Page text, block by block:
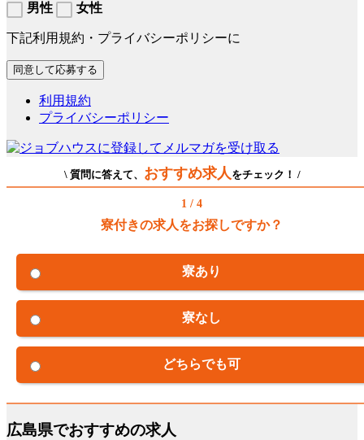
男性
女性
下記利用規約・プライバシーポリシーに
利用規約
プライバシーポリシー
\ 質問に答えて、 おすすめ求人をチェック！ /
1 / 4
寮付きの求人をお探しですか？
寮あり
寮なし
どちらでも可
広島県でおすすめの求人